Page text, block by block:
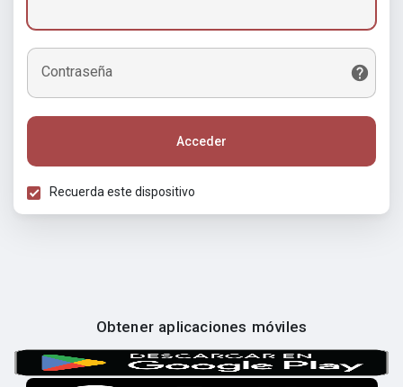
Contraseña
Acceder
Recuerda este dispositivo
Obtener aplicaciones móviles